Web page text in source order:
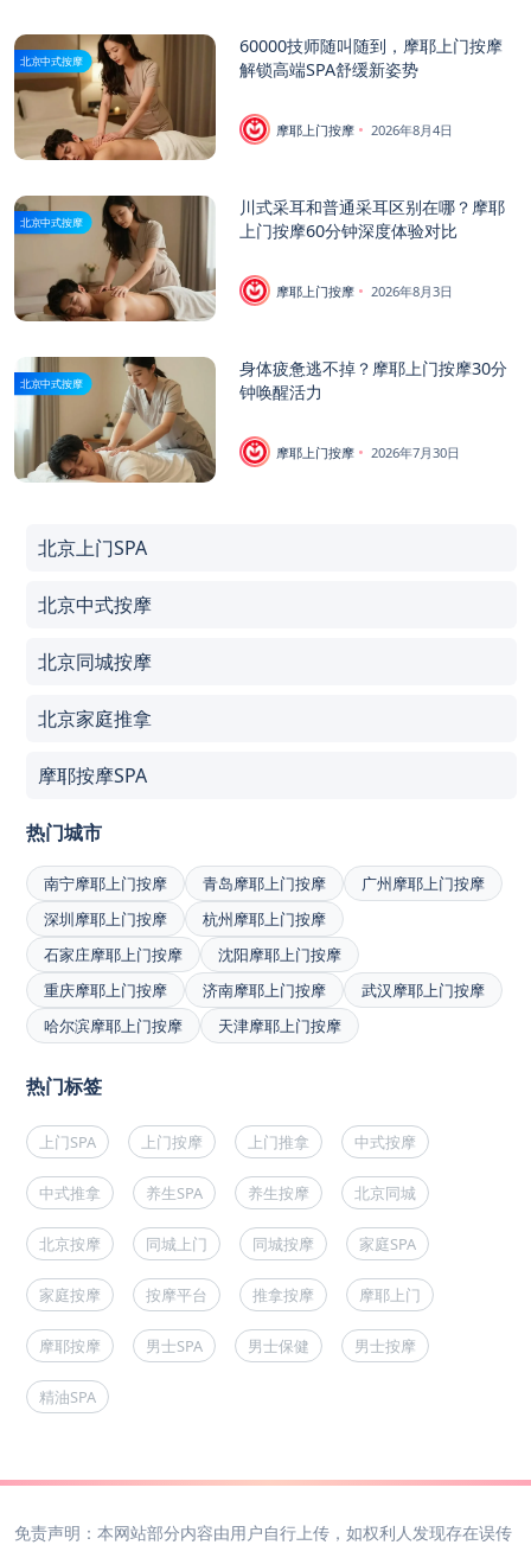
北京中式按摩
60000技师随叫随到，摩耶上门按摩
解锁高端SPA舒缓新姿势
摩耶上门按摩 2026年8月4日
北京中式按摩
川式采耳和普通采耳区别在哪？摩耶
上门按摩60分钟深度体验对比
摩耶上门按摩 2026年8月3日
北京中式按摩
身体疲惫逃不掉？摩耶上门按摩30分
钟唤醒活力
摩耶上门按摩 2026年7月30日
北京上门SPA
北京中式按摩
北京同城按摩
北京家庭推拿
摩耶按摩SPA
热门城市
南宁摩耶上门按摩 青岛摩耶上门按摩
广州摩耶上门按摩
深圳摩耶上门按摩
杭州摩耶上门按摩
石家庄摩耶上门按摩
沈阳摩耶上门按摩
重庆摩耶上门按摩
济南摩耶上门按摩
武汉摩耶上门按摩
哈尔滨摩耶上门按摩
天津摩耶上门按摩
热门标签
上门SPA 上门按摩 上门推拿 中式按摩
中式推拿 养生SPA 养生按摩 北京同城
北京按摩 同城上门 同城按摩 家庭SPA
家庭按摩 按摩平台 推拿按摩 摩耶上门
摩耶按摩 男士SPA 男士保健 男士按摩
精油SPA
免责声明：本网站部分内容由用户自行上传，如权利人发现存在误传